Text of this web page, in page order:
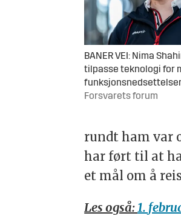
BANER VEI: Nima
tilpasse teknologi for
Forsvarets forum
rundt ham var
har ført til at
et mål om å
Les også:1.